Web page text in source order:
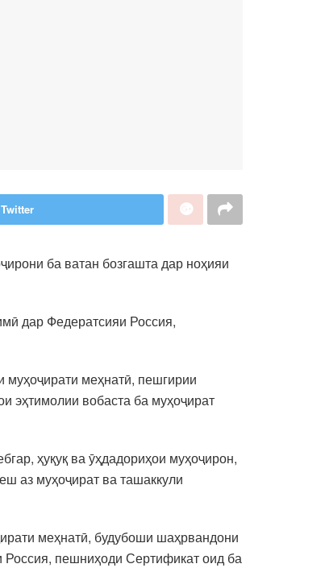
ба ватан бозгашта дар ноҳияи
дар Федератсияи Россия,
муҳоҷирати меҳнатӣ, пешгирии
эҳтимолии вобаста ба муҳоҷират
ҳуқуқ ва ӯҳдадориҳои муҳоҷирон,
аз муҳоҷират ва ташаккули
меҳнатӣ, будубоши шаҳрвандони
Россия, пешниҳоди Сертификат оид ба